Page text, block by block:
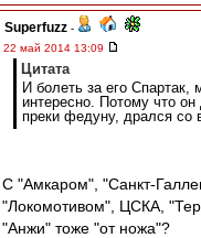
Superfuzz -
22 май 2014 13:09
Цитата
И болеть за его Спартак,
интересно. Потому что
преки федуну, дрался со
C "Амкаром", "Санкт-
"Локомотивом", ЦСКА,
"Анжи" тоже "от ножа"?